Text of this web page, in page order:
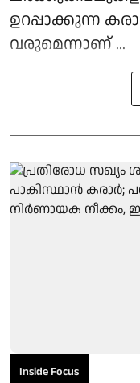
ഉറപ്പാക്കുന്ന
വരുമെന്നാണ് ...
Inside Focus